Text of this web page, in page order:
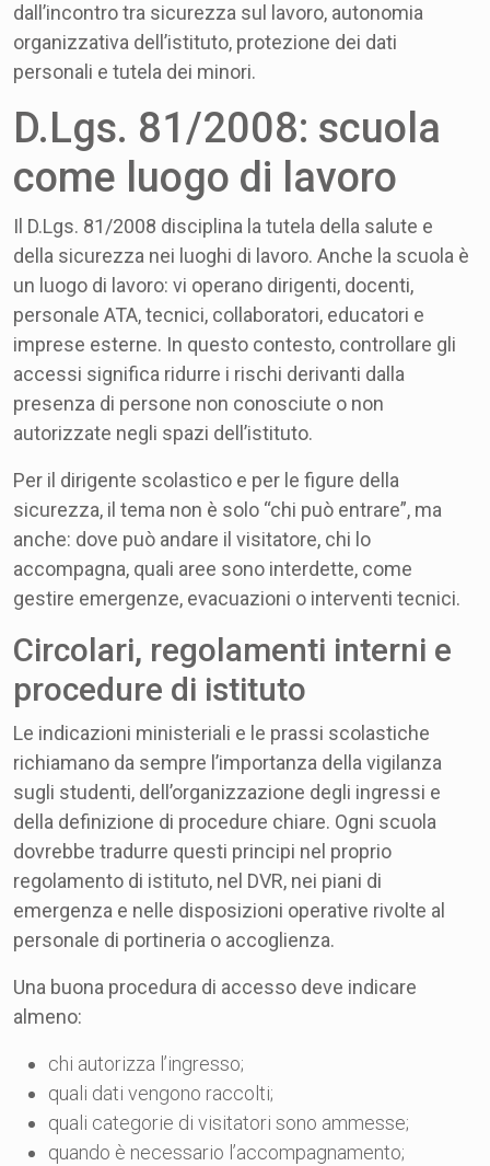
dall’incontro tra sicurezza sul lavoro, autonomia
organizzativa dell’istituto, protezione dei dati
personali e tutela dei minori.
D.Lgs. 81/2008: scuola
come luogo di lavoro
Il D.Lgs. 81/2008 disciplina la tutela della salute e
della sicurezza nei luoghi di lavoro. Anche la scuola è
un luogo di lavoro: vi operano dirigenti, docenti,
personale ATA, tecnici, collaboratori, educatori e
imprese esterne. In questo contesto, controllare gli
accessi significa ridurre i rischi derivanti dalla
presenza di persone non conosciute o non
autorizzate negli spazi dell’istituto.
Per il dirigente scolastico e per le figure della
sicurezza, il tema non è solo “chi può entrare”, ma
anche: dove può andare il visitatore, chi lo
accompagna, quali aree sono interdette, come
gestire emergenze, evacuazioni o interventi tecnici.
Circolari, regolamenti interni e
procedure di istituto
Le indicazioni ministeriali e le prassi scolastiche
richiamano da sempre l’importanza della vigilanza
sugli studenti, dell’organizzazione degli ingressi e
della definizione di procedure chiare. Ogni scuola
dovrebbe tradurre questi principi nel proprio
regolamento di istituto, nel DVR, nei piani di
emergenza e nelle disposizioni operative rivolte al
personale di portineria o accoglienza.
Una buona procedura di accesso deve indicare
almeno:
chi autorizza l’ingresso;
quali dati vengono raccolti;
quali categorie di visitatori sono ammesse;
quando è necessario l’accompagnamento;